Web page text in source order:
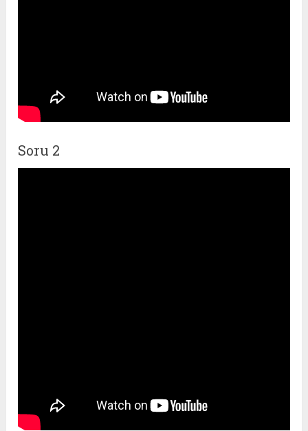
Soru 2